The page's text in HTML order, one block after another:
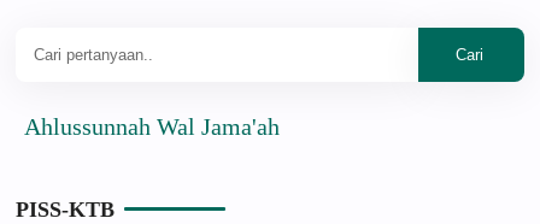
Wal Jama'ah
PISS-KTB